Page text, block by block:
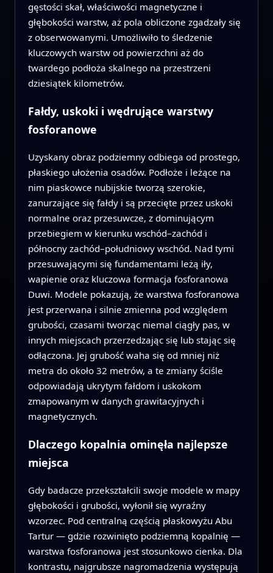
gęstości skał, właściwości magnetyczne i
głębokości warstw, aż pola obliczone zgadzały się
z obserwowanymi. Umożliwiło to śledzenie
kluczowych warstw od powierzchni aż do
twardego podłoża skalnego na przestrzeni
dziesiątek kilometrów.
Fałdy, uskoki i wędrujące warstwy
fosforanowe
Uzyskany obraz podziemny odbiega od prostego,
płaskiego ułożenia osadów. Podłoże i leżące na
nim piaskowce nubijskie tworzą szerokie,
zanurzające się fałdy i są przecięte przez uskoki
normalne oraz przesuwcze, z dominującym
przebiegiem w kierunku wschód–zachód i
północny zachód–południowy wschód. Nad tymi
przesuwającymi się fundamentami leżą iły,
wapienie oraz kluczowa formacja fosforanowa
Duwi. Modele pokazują, że warstwa fosforanowa
jest przerwana i silnie zmienna pod względem
grubości, czasami tworząc niemal ciągły pas, w
innych miejscach przerzedzając się lub stając się
odłączona. Jej grubość waha się od mniej niż
metra do około 32 metrów, a te zmiany ściśle
odpowiadają ukrytym fałdom i uskokom
zmapowanym w danych grawitacyjnych i
magnetycznych.
Dlaczego kopalnia ominęła najlepsze
miejsca
Gdy badacze przekształcili swoje modele w mapy
głębokości i grubości, wyłonił się wyraźny
wzorzec. Pod centralną częścią płaskowyżu Abu
Tartur — gdzie rozwinięto podziemną kopalnię —
warstwa fosforanowa jest stosunkowo cienka. Dla
kontrastu, najgrubsze nagromadzenia występują